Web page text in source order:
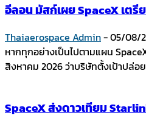
อีลอน มัสก์เผย SpaceX เต
Thaiaerospace Admin-05/08/
หากทุกอย่างเป็นไปตามแผน
สิงหาคม 2026 ว่าบริษัทตั้งเป้าปล่อ
SpaceX ส่งดาวเทียม